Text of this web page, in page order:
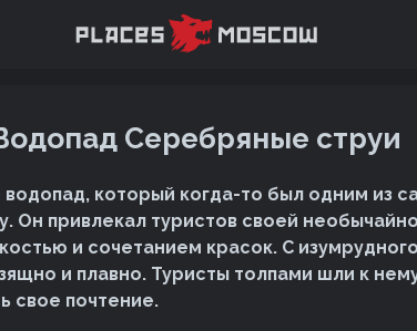
Серебряные струи
который когда-то был одним из
Он привлекал туристов своей
и сочетанием красок. С
и плавно. Туристы толпами шли к
свое почтение.